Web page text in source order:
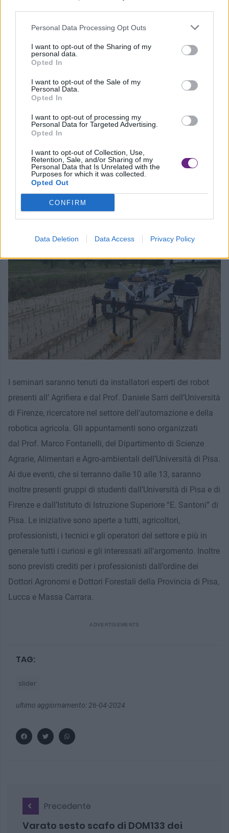
Personal Data Processing Opt Outs
I want to opt-out of the Sharing of my
personal data.
Opted In
I want to opt-out of the Sale of my
Personal Data.
Opted In
I want to opt-out of processing my
Personal Data for Targeted Advertising.
Opted In
I want to opt-out of Collection, Use,
Retention, Sale, and/or Sharing of my
Personal Data that Is Unrelated with the
Purposes for which it was collected.
Opted Out
CONFIRM
Data Deletion Data Access Privacy Policy
La piattaforma è dotata di quattro ruote motrici sterzanti,
campo, anche grazie ad un apposito braccio robotico,
controllo meccanico della flora spontanea, la raccolta di
oggetti o campioni ed il monitoraggio della coltura
mediante camere e sensori. Ne sono state costruite due
versioni, una per il contesto viticolo e l’altra per quello
orticolo. Il robot potrà essere osservato in azione nell’area
esterna allo spazio convegni.
I seminari saranno tenuti da installatori esperti dei robot
presenti all’ Agrifiera e dal Prof. Daniele Sarri dell’Università
di Firenze, ricercatore nel settore dell’automazione e della
robotica agricola. Gli appuntamenti sono organizzati
dal Prof. Marco Fontanelli, del Dipartimento di Scienze
Agrarie, Alimentari e Agro-ambientali dell’Università di Pisa.
Ai due eventi, che si terranno dalle 10 alle 13, saranno
inoltre presenti gruppi di studenti dall’Università di Pisa e di
Firenze e dall’Istituto di Istruzione Superiore “E. Santoni” di
Pisa. Le iniziative sono aperte a tutti, agricoltori,
professionisti, i tecnici e gli operatori del settore e più in
generale tutti i curiosi e gli interessati all’argomento. Inoltre
sono previsti crediti per i professionisti dall’ordine dei
Dottori Agronomi e Dottori Forestali della Provincia di Pisa,
Lucca e Massa Carrara.
TAG:
slider
ultimo aggiornamento: 26-04-2024
Precedente
Varato sesto scafo di DOM133 dei